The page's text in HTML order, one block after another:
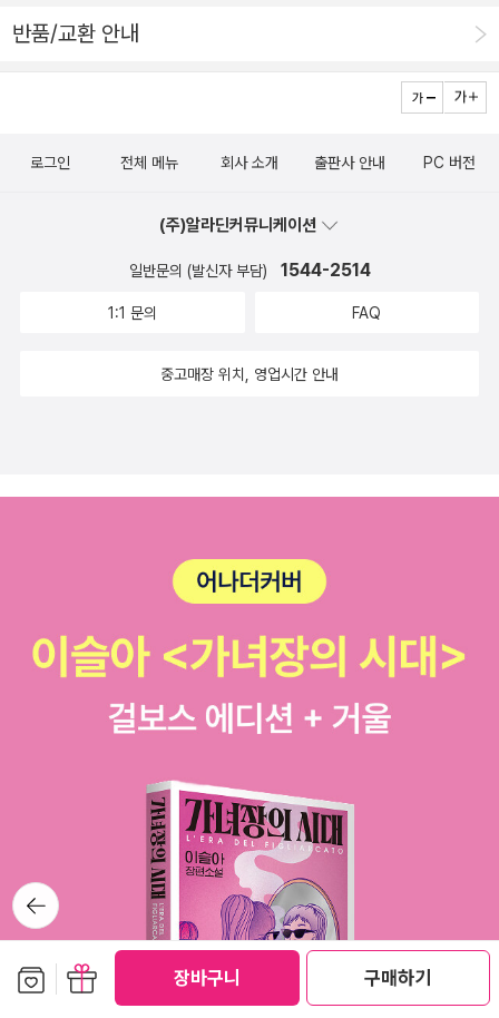
장바구니 구매하기
하여 용서를 바라지 않는 사람은 용서할 방법이 없었다. 그
그가 원하는 것은 정의였다. ─ 416쪽, 〈완전한 행복〉 정보라
가 들려주는 환상적인 이야기들에는 사뭇 엄격하고 비정한
태도가 서려 있다. 《아무도 모를 것이다》는 처음을 여는 〈나
에서 강렬한 인상을 남겼던 ‘복수’라는 테마를 작가가 오래
함부로 용서하지 않는 것. 정세랑 작가의 말처럼, 이러한 단
호한 태도가 읽는 이에게 “아주 보기 드문 종류의 만족감”을
다”고 작가가 늘 강조해왔듯이, “전쟁이 빨리 끝나고 나쁜
기, 전복적이고 도발적인 상상력으로 퍼플레인만의 장르소
설을 펴내고자 합니다.  Line-up ❶ 《양꼬치의 기쁨》, 남
호텔에서》, 듀나 ❹ 《아무도 모를 것이다》, 정보라 한국 문
창이 되기도 하고 활이 되기도 했으며 두 거인은 형제가 되
쓰러지는 모습을 지켜보며 피눈물을 흩뿌리다 뒤따라 저승
이런 이야기를 들으며 아이들은 땅 위에 예나 지금이나 사람
듯이 오래전의 사람들에게도 그들 나름의 기쁨과 슬픔이 있
었고 삶과 죽음이 있었으며 세상 모든 것은 그렇게 엮이고
에야 비로소 의미를 가지게 된다는 것을 배웠다. - 227, 산2
반품/교환 안내
뒤로가
기
로그인 전체 메뉴 회사 소개 출판사 안내 PC 버전
(주)알라딘커뮤니케이션
일반문의 (발신자 부담) 1544-2514
1:1 문의 FAQ
중고매장 위치, 영업시간 안내